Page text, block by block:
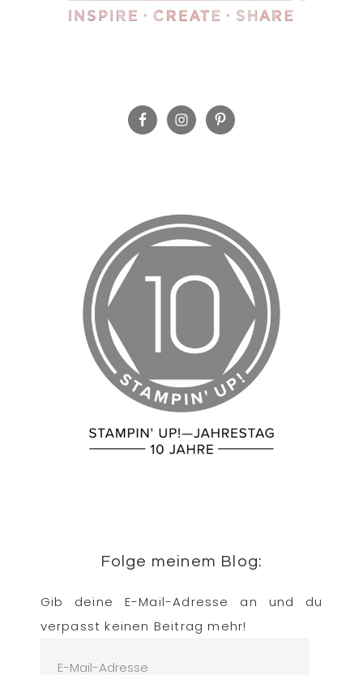
Folge meinem Blog:
Gib deine E-Mail-Adresse an und du
verpasst keinen Beitrag mehr!